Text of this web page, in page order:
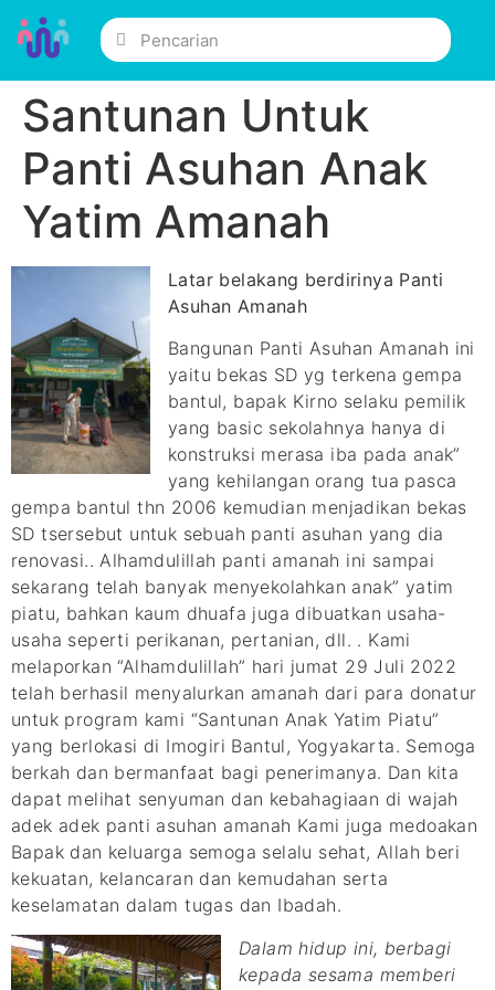
Santunan Untuk
Panti Asuhan Anak
Yatim Amanah
Latar belakang berdirinya Panti
Asuhan Amanah
Bangunan Panti Asuhan Amanah ini
yaitu bekas SD yg terkena gempa
bantul, bapak Kirno selaku pemilik
yang basic sekolahnya hanya di
konstruksi merasa iba pada anak”
yang kehilangan orang tua pasca
gempa bantul thn 2006 kemudian menjadikan bekas
SD tsersebut untuk sebuah panti asuhan yang dia
renovasi.. Alhamdulillah panti amanah ini sampai
sekarang telah banyak menyekolahkan anak” yatim
piatu, bahkan kaum dhuafa juga dibuatkan usaha-
usaha seperti perikanan, pertanian, dll. . Kami
melaporkan “Alhamdulillah” hari jumat 29 Juli 2022
telah berhasil menyalurkan amanah dari para donatur
untuk program kami “Santunan Anak Yatim Piatu”
yang berlokasi di Imogiri Bantul, Yogyakarta. Semoga
berkah dan bermanfaat bagi penerimanya. Dan kita
dapat melihat senyuman dan kebahagiaan di wajah
adek adek panti asuhan amanah Kami juga medoakan
Bapak dan keluarga semoga selalu sehat, Allah beri
kekuatan, kelancaran dan kemudahan serta
keselamatan dalam tugas dan Ibadah.
Dalam hidup ini, berbagi
kepada sesama memberi